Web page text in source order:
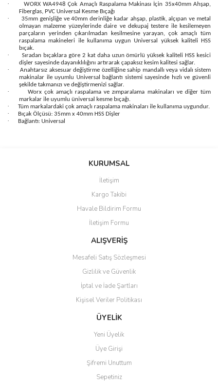
·
WORX WA4948 Çok Amaçlı Raspalama Makinası İçin 35x40mm Ahşap,
Fiberglas, PVC Universal Kesme Bıçağı
·
35mm genişliğe ve 40mm derinliğe kadar ahşap, plastik, alçıpan ve metal
olmayan malzeme yüzeylerinde daire ve dekupaj testere ile kesilemeyen
parçaların yerinden çıkarılmadan kesilmesine yarayan, çok amaçlı tüm
raspalama makineleri ile kullanıma uygun Universal yüksek kaliteli HSS
bıçak.
·
Sıradan bıçaklara göre 2 kat daha uzun ömürlü yüksek kaliteli HSS kesici
dişler sayesinde dayanıklılığını artırarak çapaksız kesim kalitesi sağlar.
·
Anahtarsız aksesuar değiştirme özelliğine sahip mandallı veya vidalı sistem
makinalar ile uyumlu Universal bağlantı sistemi sayesinde hızlı ve güvenli
şekilde takmanızı ve değiştirmenizi sağlar.
·
Worx çok amaçlı raspalama ve zımparalama makinaları ve diğer tüm
markalar ile uyumlu üniversal kesme bıçağı.
· Tüm markalardaki çok amaçlı raspalama makinaları ile kullanıma uygundur.
· Bıçak Ölçüsü: 35mm x 40mm HSS Dişler
· Bağlantı: Universal
Bu ürüne ilk yorumu siz yapın!
Ürün resmi kalitesiz, bozuk veya görüntülenemiyor.
Ürün açıklamasında eksik bilgiler bulunuyor.
Ürün bilgilerinde hatalar bulunuyor.
Ürün fiyatı diğer sitelerden daha pahalı.
Gönder
KURUMSAL
İletişim
Kargo Takibi
Havale Bildirim Formu
İletişim Formu
ALIŞVERİŞ
Mesafeli Satış Sözleşmesi
Gizlilik ve Güvenlik
İptal ve İade Şartları
Kişisel Veriler Politikası
ÜYELİK
Yeni Üyelik
Üye Girişi
Şifremi Unuttum
Sepetiniz